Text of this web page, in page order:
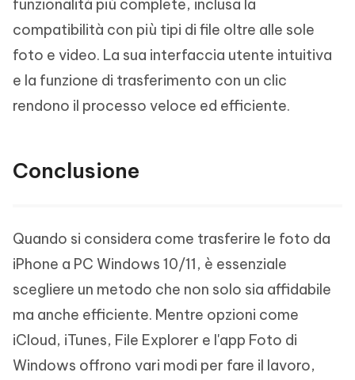
funzionalità più complete, inclusa la
compatibilità con più tipi di file oltre alle sole
foto e video. La sua interfaccia utente intuitiva
e la funzione di trasferimento con un clic
rendono il processo veloce ed efficiente.
Conclusione
Quando si considera come trasferire le foto da
iPhone a PC Windows 10/11, è essenziale
scegliere un metodo che non solo sia affidabile
ma anche efficiente. Mentre opzioni come
iCloud, iTunes, File Explorer e l'app Foto di
Windows offrono vari modi per fare il lavoro,